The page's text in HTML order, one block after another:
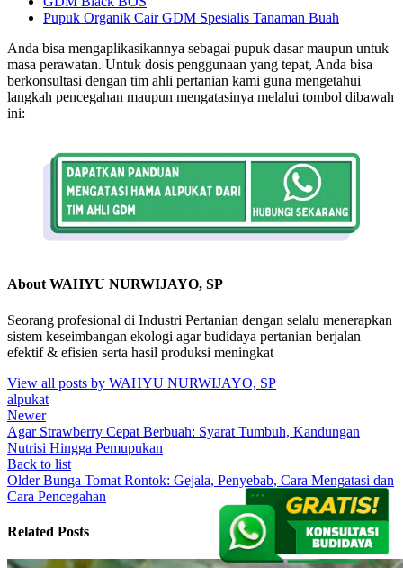
Pupuk Organik Cair GDM Spesialis Tanaman Buah
Anda bisa mengaplikasikannya sebagai pupuk dasar maupun untuk
masa perawatan. Untuk dosis penggunaan yang tepat, Anda bisa
berkonsultasi dengan tim ahli pertanian kami guna mengetahui
langkah pencegahan maupun mengatasinya melalui tombol dibawah
ini:
About WAHYU NURWIJAYO, SP
Seorang profesional di Industri Pertanian dengan selalu menerapkan
sistem keseimbangan ekologi agar budidaya pertanian berjalan
efektif & efisien serta hasil produksi meningkat
View all posts by WAHYU NURWIJAYO, SP
alpukat
Newer
Agar Strawberry Cepat Berbuah: Syarat Tumbuh, Kandungan
Nutrisi Hingga Pemupukan
Back to list
Older Bunga Tomat Rontok: Gejala, Penyebab, Cara Mengatasi dan
Cara Pencegahan
Related Posts